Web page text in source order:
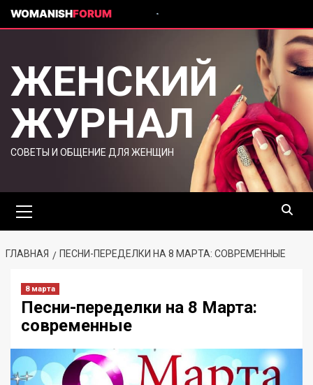
WOMANISHFORUM
ЖЕНСКИЙ
ЖУРНАЛ
СОВЕТЫ И ОБЩЕНИЕ ДЛЯ ЖЕНЩИН
ГЛАВНАЯ ПЕСНИ-ПЕРЕДЕЛКИ НА 8 МАРТА: СОВРЕМЕННЫЕ
8 марта
Песни-переделки на 8 Марта:
современные